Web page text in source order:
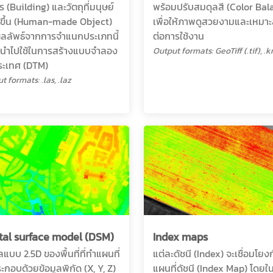
(Building) และวัตถุที่มนุษย์
น (Human-made Object)
ลัพธ์จากการจำแนกประเภทนี้
ำไปใช้ในการสร้างแบบจำลอง
เทศ (DTM)
formats: .las, .laz
พร้อมปรับสมดุลสี (Color
เพื่อให้ภาพดูสวยงามและเหมา
ต่อการใช้งาน
Output formats: GeoTiff (.tif),
surface model (DSM)
แบบ 2.5D ของพื้นที่ที่ทำแผนที่
กอบด้วยข้อมูลพิกัด (X, Y, Z)
Index maps
แต่ละดัชนี (Index) จะเชื่อมโย
แผนที่ดัชนี (Index Map) โดยใ